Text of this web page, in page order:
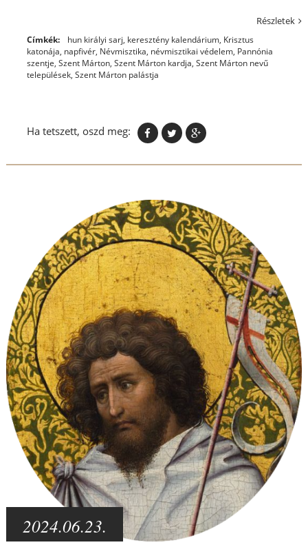
Részletek
Címkék: hun királyi sarj, keresztény kalendárium, Krisztus
katonája, napfivér, Névmisztika, névmisztikai védelem, Pannónia
szentje, Szent Márton, Szent Márton kardja, Szent Márton nevű
települések, Szent Márton palástja
Ha tetszett, oszd meg:
2024.06.23.